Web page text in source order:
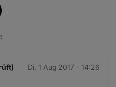
Di. 1 Aug 2017 - 14:26